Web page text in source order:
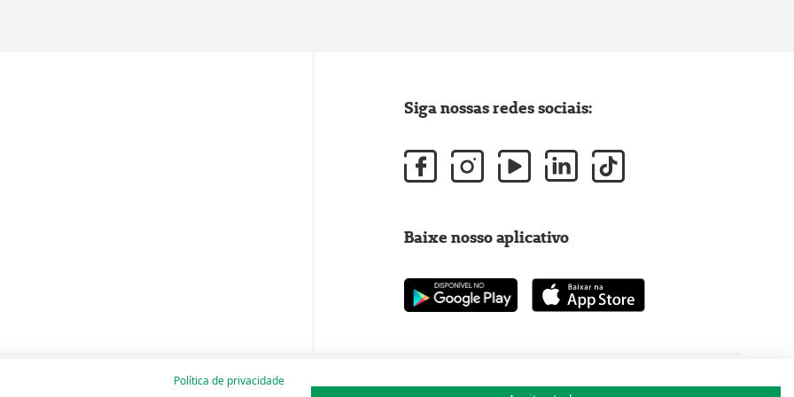
Siga nossas redes sociais:
Baixe nosso aplicativo
Política de privacidade